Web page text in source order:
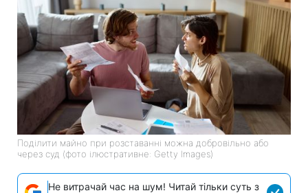
Поділити майно при розставанні можна добровільно або
через суд (фото ілюстративне: Getty Images)
Не витрачай час на шум! Читай тільки суть з